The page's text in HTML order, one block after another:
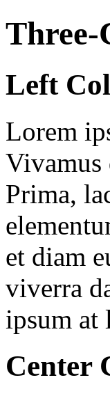
Left
Lorem
Vivamus
Prima,
et diam
viverra
ipsum at
Center